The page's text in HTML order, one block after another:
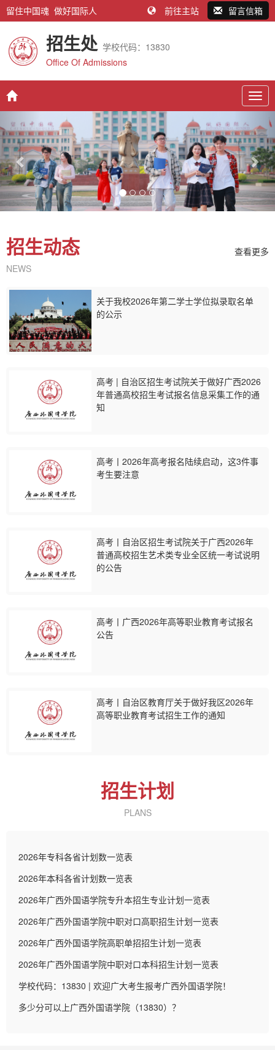
留住中国魂 做好国际人 前往主站 留言信箱
招生处 学校代码：13830
Office Of Admissions
Previous
招生动态
NEWS
查看更多
关于我校2026年第二学士学位拟录取名单
的公示
高考 | 自治区招生考试院关于做好广西2026
年普通高校招生考试报名信息采集工作的通
知
高考丨2026年高考报名陆续启动，这3件事
考生要注意
高考丨自治区招生考试院关于广西2026年
普通高校招生艺术类专业全区统一考试说明
的公告
高考丨广西2026年高等职业教育考试报名
公告
高考丨自治区教育厅关于做好我区2026年
高等职业教育考试招生工作的通知
招生计划
PLANS
2026年专科各省计划数一览表
2026年本科各省计划数一览表
2026年广西外国语学院专升本招生专业计划一览表
2026年广西外国语学院中职对口高职招生计划一览表
2026年广西外国语学院高职单招招生计划一览表
2026年广西外国语学院中职对口本科招生计划一览表
学校代码：13830 | 欢迎广大考生报考广西外国语学院！
多少分可以上广西外国语学院（13830）？